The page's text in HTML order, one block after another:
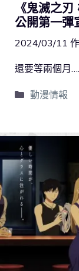
《鬼滅之
公開第一彈
2024/03/11
還要等兩個月
動漫情報